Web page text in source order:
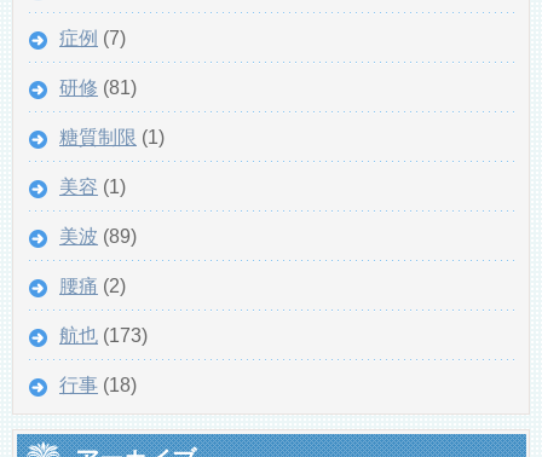
症例 (7)
研修 (81)
糖質制限 (1)
美容 (1)
美波 (89)
腰痛 (2)
航也 (173)
行事 (18)